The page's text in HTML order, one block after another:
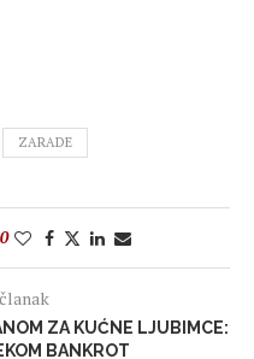
ZARADE
0
ZA KUĆNE LJUBIMCE:
BANKROT